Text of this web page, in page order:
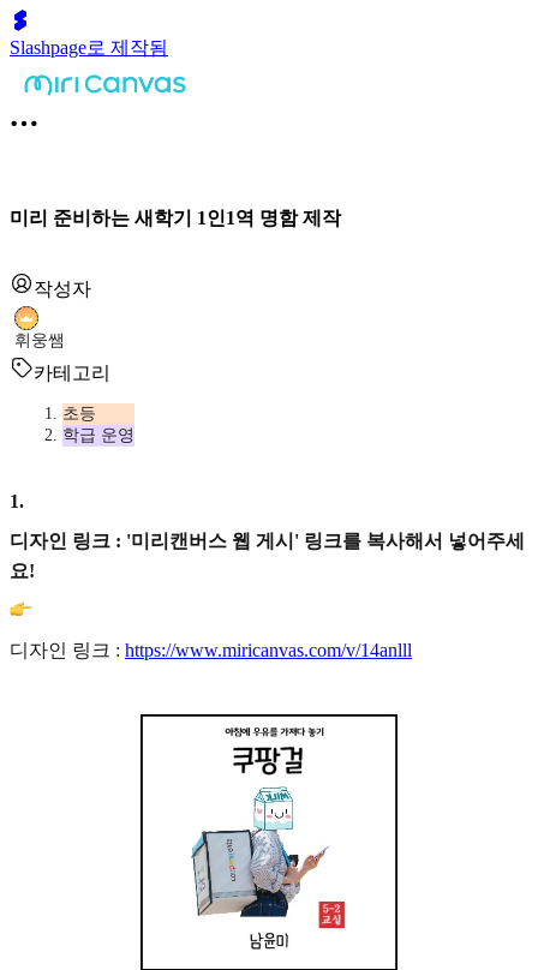
Slashpage로 제작됨
미리 준비하는 새학기 1인1역 명함 제작
작성자
휘웅쌤
카테고리
초등
학급 운영
1.
디자인 링크 : '미리캔버스 웹 게시' 링크를 복사해서 넣어주세
요!
디자인 링크 : https://www.miricanvas.com/v/14anlll